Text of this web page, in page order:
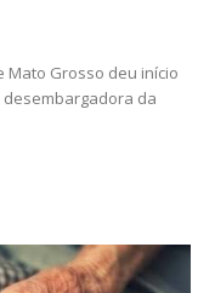
Mato Grosso deu início
da